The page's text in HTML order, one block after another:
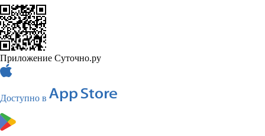
Приложение Суточно.ру
Доступно в